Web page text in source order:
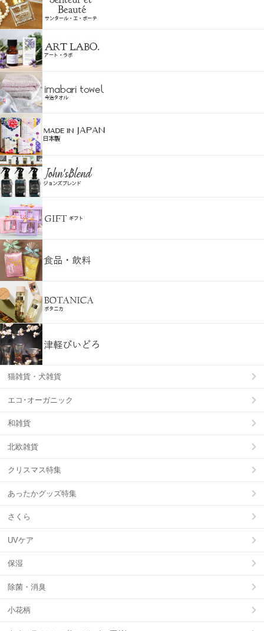
猫雑貨・犬雑貨
エコ･オーガニック
和雑貨
北欧雑貨
クリスマス特集
あったかグッズ特集
さくら
UVケア
保湿
除菌・消臭
小花柄